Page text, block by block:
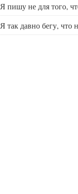
Я пишу не для того,
Я так давно бегу, что